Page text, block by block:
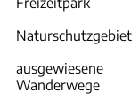
Naturschutzgebiet
ausgewiesene
Wanderwege